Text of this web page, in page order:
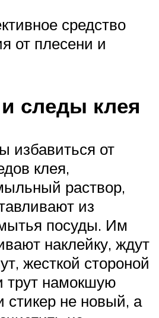
средство
от плесени и
следы клея
избавиться от
клея,
раствор,
из
посуды. Им
наклейку, ждут
жесткой стороной
трут намокшую
стикер не новый, а